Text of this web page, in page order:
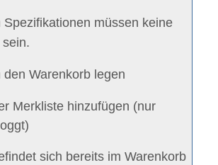
Spezifikationen müssen keine
den Warenkorb legen
Merkliste hinzufügen (nur
sich bereits im Warenkorb